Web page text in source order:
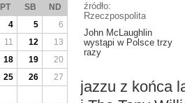
źródło:
Rzeczpospolita
John McLaughlin
wystąpi w Polsce trzy
razy
jazzu z końca
PT SB
ND
4 5
6
11 12
13
18 19
20
25 26
27